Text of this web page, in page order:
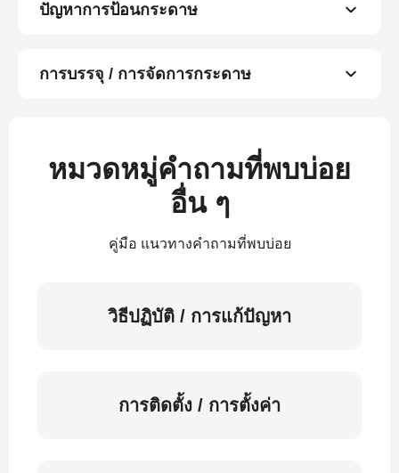
ปัญหาการป้อนกระดาษ
การบรรจุ / การจัดการกระดาษ
หมวดหมู่คำถามที่พบบ่อย
อื่น ๆ
คู่มือ แนวทางคำถามที่พบบ่อย
วิธีปฏิบัติ / การแก้ปัญหา
การติดตั้ง / การตั้งค่า